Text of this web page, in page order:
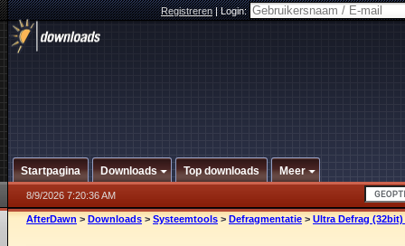
Registreren|Login:
Startpagina Downloads Top downloads Meer
8/9/2026 7:20:36 AM
AfterDawn > Downloads > Systeemtools > Defragmentatie > Ultra Defrag (32bit)